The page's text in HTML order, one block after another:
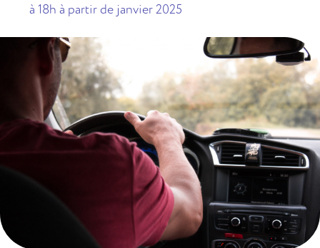
à 18h à partir de janvier 2025